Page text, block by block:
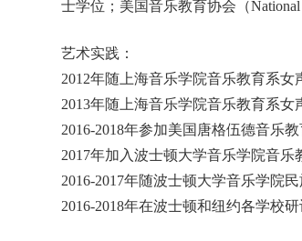
士学位 ；美国音乐教育协会（
艺术实践：
2012年随上海音乐学院音乐教育系
2013年随上海音乐学院音乐教育系
2016-2018年参加美国唐格伍德音乐
2017年加入波士顿大学音乐学院音乐
2016-2017年随波士顿大学音乐学院
2016-2018年在波士顿和纽约各学校